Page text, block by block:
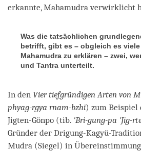
erkannte, Mahamudra verwirklicht
Was die tatsächlichen
betrifft, gibt es – obgleich es
Mahamudra zu erklären – zwei,
und Tantra unterteilt.
In den Vier tiefgründigen Arten von
phyag-rgya rnam-bzhi) zum
Jigten-Gönpo (tib. 'Bri-gung-pa 'Jig-
Gründer der Drigung-Kagyü-
Mudra (Siegel) in